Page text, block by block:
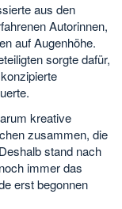
aus den
Autorinnen,
auf Augenhöhe.
sorgte dafür,
kreative
zusammen, die
stand nach
immer das
erst begonnen